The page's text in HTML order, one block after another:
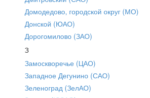
Домодедово, городской округ (МО)
Донской (ЮАО)
Дорогомилово (ЗАО)
З
Замоскворечье (ЦАО)
Западное Дегунино (САО)
Зеленоград (ЗелАО)